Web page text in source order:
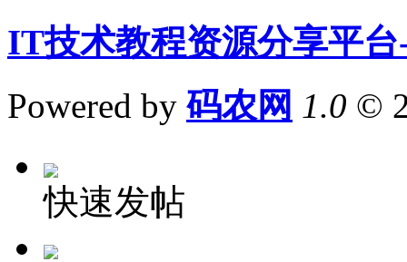
IT技术教程资源分享平
Powered by 码农网 1.0 ©
快速发帖